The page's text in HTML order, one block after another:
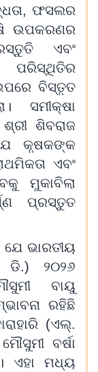
ଫସଲର
ଉପକରଣର
ଏବଂ
ପରିସ୍ଥିତିର
ବିସ୍ତୃତ
ସମୀକ୍ଷା
ଶିବରାଜ
କୃଷକଙ୍କ
ଏବଂ
ମୁକାବିଲା
ପ୍ରସ୍ତୁତ
ଭାରତୀୟ
ଡି.) ୨୦୨୬
ବାୟୁ
ରହିଛି
(ଏଲ୍.
ବର୍ଷା
ଏହା ମଧ୍ୟ